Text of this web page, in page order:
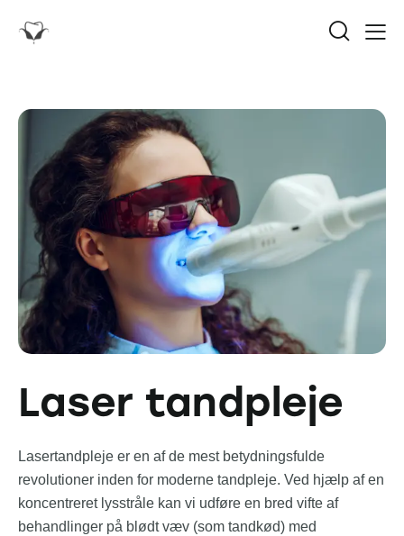
Laser tandpleje
Lasertandpleje er en af de mest betydningsfulde
revolutioner inden for moderne tandpleje. Ved hjælp af en
koncentreret lysstråle kan vi udføre en bred vifte af
behandlinger på blødt væv (som tandkød) med